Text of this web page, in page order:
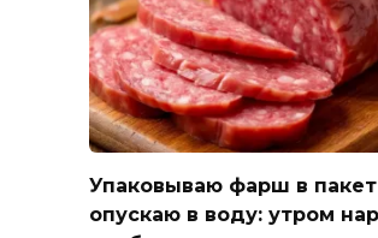
Упаковываю фарш в
опускаю в воду: утром